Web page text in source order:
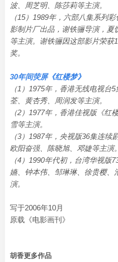
波、周芝明、陈莎莉等主演。
（15）1989年，六部八集系列
影制片厂出品，谢铁骊导演，
等主演。谢铁骊因这部影片荣获
奖。
30年间荧屏《红楼梦》
（1）1975年，香港无线电视台
荃、黄杏秀、周润发等主演。
（2）1977年，香港佳视版《红
雪等主演。
（3）1987年，央视版36集连续
欧阳奋强、陈晓旭、邓婕等主演。
（4）1990年代初，台湾华视版
嬿、钟本伟、邹琳琳、徐贵樱、
演。
写于2006年10月
原载《电影画刊》
胡香更多作品